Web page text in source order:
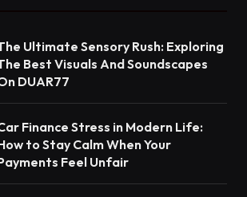
Ultimate Sensory Rush: Exploring
Best Visuals And Soundscapes
DUAR77
Finance Stress in Modern Life:
to Stay Calm When Your
Feel Unfair